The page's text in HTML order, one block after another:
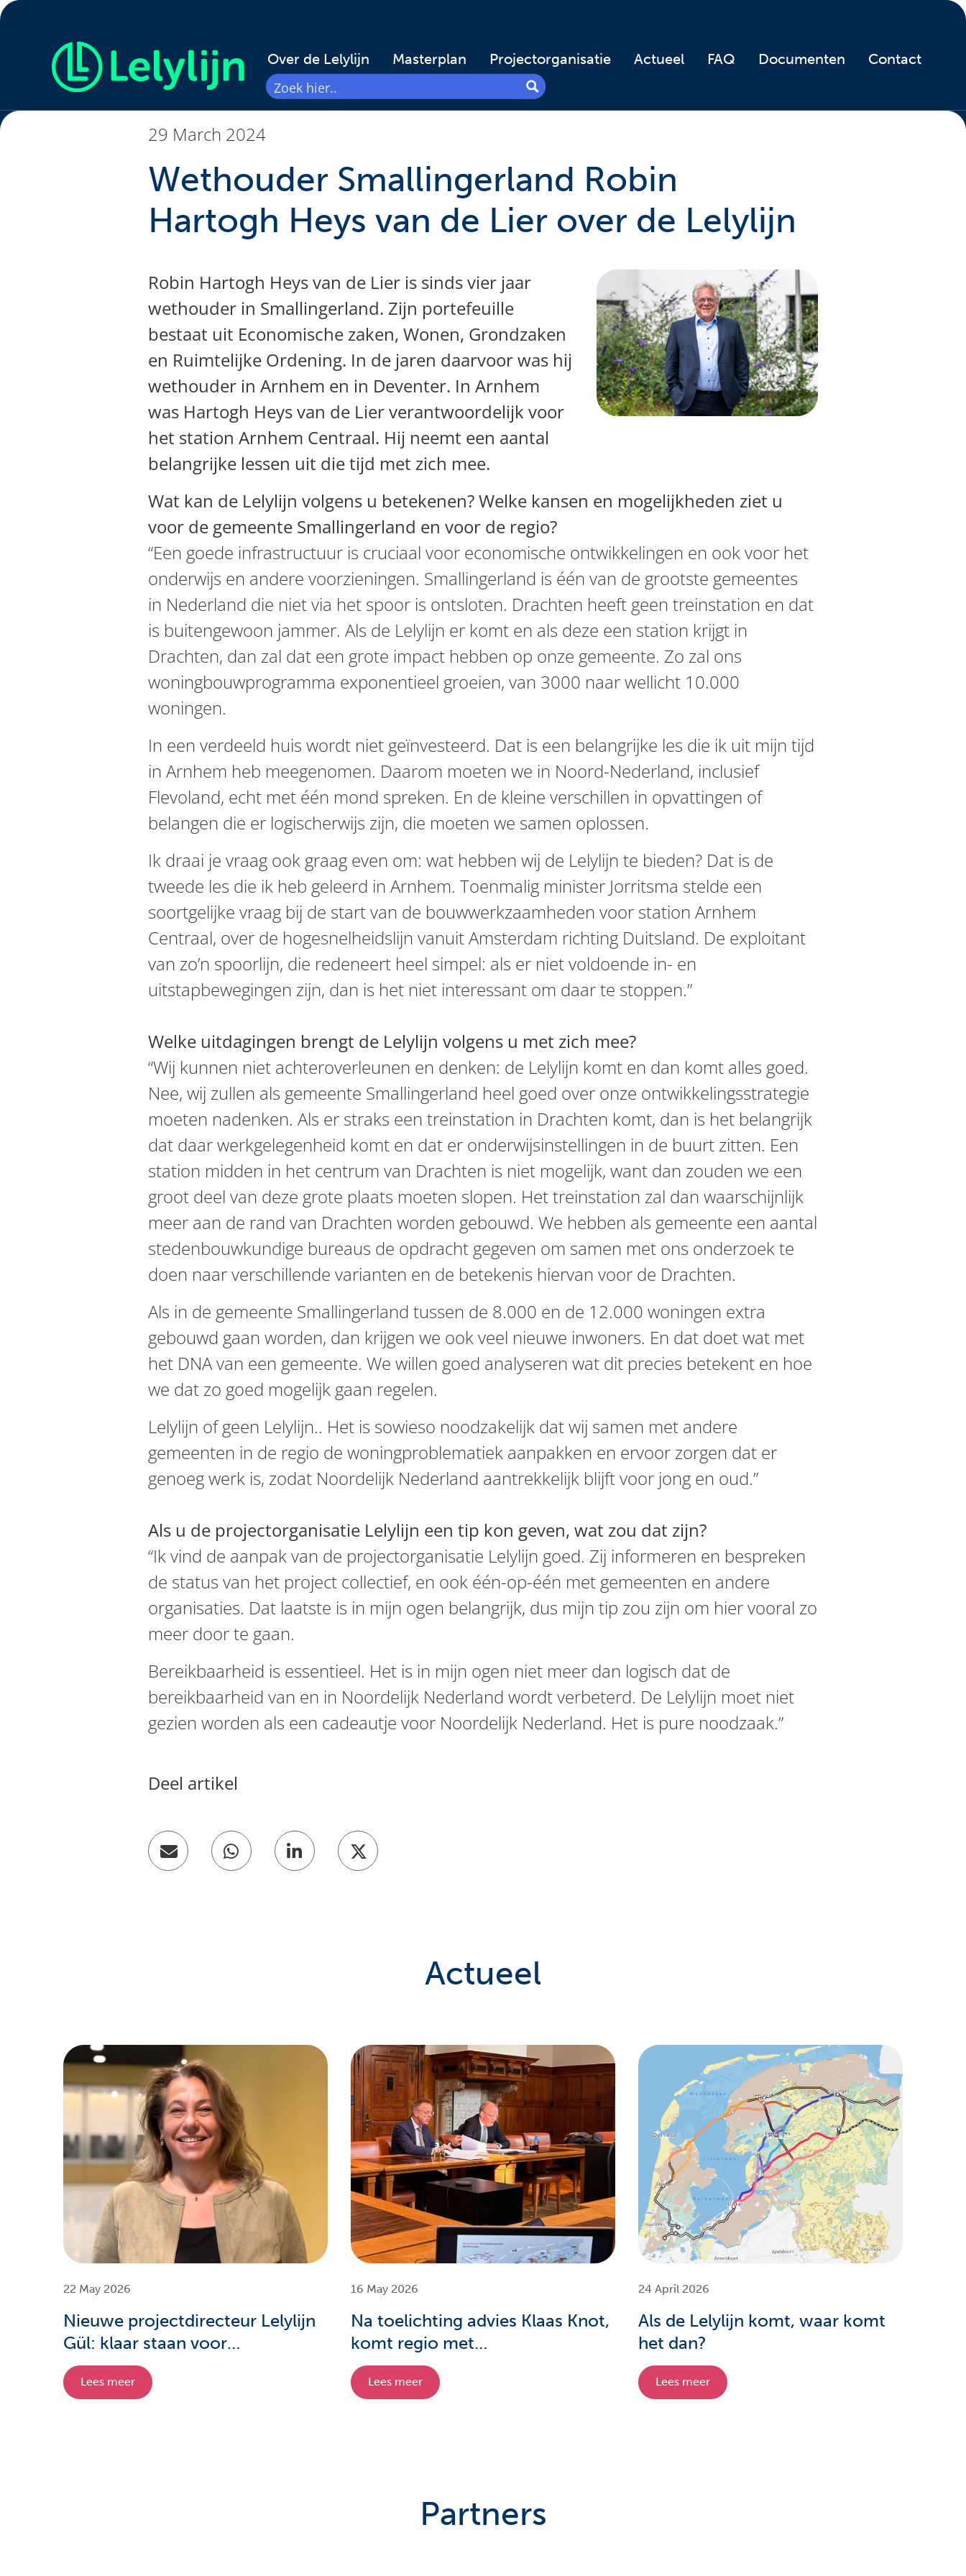
Over de Lelylijn Masterplan Projectorganisatie Actueel FAQ Documenten Contact
29 March 2024
Wethouder Smallingerland Robin
Hartogh Heys van de Lier over de Lelylijn
Robin Hartogh Heys van de Lier is sindsvier jaar
wethouder in Smallingerland. Zijn portefeuille
bestaat uit Economische zaken, Wonen, Grondzaken
en Ruimtelijke Ordening. In de jaren daarvoor was hij
wethouder in Arnhem en in Deventer. In Arnhem
was Hartogh Heys van de Lier verantwoordelijk voor
het station Arnhem Centraal. Hij neemt een aantal
belangrijke lessen uit die tijd met zich mee.
Wat kan de Lelylijn volgens u betekenen? Welke kansen en mogelijkheden ziet u
voor de gemeente Smallingerland en voor de regio?
“Een goede infrastructuur is cruciaal voor economische ontwikkelingen en ook voor het
onderwijs en andere voorzieningen. Smallingerland is één van de grootste gemeentes
in Nederland die niet via het spoor is ontsloten. Drachten heeft geen treinstation en dat
is buitengewoon jammer. Als de Lelylijn er komt en als deze een station krijgt in
Drachten, dan zal dat een grote impact hebben op onze gemeente. Zo zal ons
woningbouwprogramma exponentieel groeien, van 3000 naar wellicht 10.000
woningen.
In een verdeeld huis wordt niet geïnvesteerd. Dat is een belangrijke les die ik uit mijn tijd
in Arnhem heb meegenomen. Daarom moeten we in Noord-Nederland, inclusief
Flevoland, echt met één mond spreken. En de kleine verschillen in opvattingen of
belangen die er logischerwijs zijn, die moeten we samen oplossen.
Ik draai je vraag ook graag even om: wat hebben wij de Lelylijn te bieden? Dat is de
tweede les die ik heb geleerd in Arnhem. Toenmalig minister Jorritsma stelde een
soortgelijke vraag bij de start van de bouwwerkzaamheden voor station Arnhem
Centraal, over de hogesnelheidslijn vanuit Amsterdam richting Duitsland. De exploitant
van zo’n spoorlijn, die redeneert heel simpel: als er niet voldoende in- en
uitstapbewegingen zijn, dan is het niet interessant om daar te stoppen.”
Welke uitdagingen brengt de Lelylijn volgens u met zich mee?
“Wij kunnen niet achteroverleunen en denken: de Lelylijn komt en dan komt alles goed.
Nee, wij zullen als gemeente Smallingerland heel goed over onze ontwikkelingsstrategie
moeten nadenken. Als er straks een treinstation in Drachten komt, dan is het belangrijk
dat daar werkgelegenheid komt en dat er onderwijsinstellingen in de buurt zitten. Een
station midden in het centrum van Drachten is niet mogelijk, want dan zouden we een
groot deel van deze grote plaats moeten slopen. Het treinstation zal dan waarschijnlijk
meer aan de rand van Drachten worden gebouwd. We hebben als gemeente een aantal
stedenbouwkundige bureaus de opdracht gegeven om samen met ons onderzoek te
doen naar verschillende varianten en de betekenis hiervan voor de Drachten.
Als in de gemeente Smallingerland tussen de 8.000 en de 12.000 woningen extra
gebouwd gaan worden, dan krijgen we ook veel nieuwe inwoners. En dat doet wat met
het DNA van een gemeente. We willen goed analyseren wat dit precies betekent en hoe
we dat zo goed mogelijk gaan regelen.
Lelylijn of geen Lelylijn.. Het is sowieso noodzakelijk dat wij samen met andere
gemeenten in de regio de woningproblematiek aanpakken en ervoor zorgen dat er
genoeg werk is, zodat Noordelijk Nederland aantrekkelijk blijft voor jong en oud.”
Als u de projectorganisatie Lelylijn een tip kon geven, wat zou dat zijn?
“Ik vind de aanpak van de projectorganisatie Lelylijn goed. Zij informeren en bespreken
de status van het project collectief, en ook één-op-één met gemeenten en andere
organisaties. Dat laatste is in mijn ogen belangrijk, dus mijn tip zou zijn om hier vooral zo
meer door te gaan.
Bereikbaarheid is essentieel. Het is in mijn ogen niet meer dan logisch dat de
bereikbaarheid van en in Noordelijk Nederland wordt verbeterd. De Lelylijn moet niet
gezien worden als een cadeautje voor Noordelijk Nederland. Het is pure noodzaak.”
Deel artikel
Mail een link
Deel op Whatsapp
Deel op Linkedin
Deel op X
Actueel
22 May 2026
Nieuwe projectdirecteur Lelylijn
Gül: klaar staan voor
verschillende scenario’s
Lees meer
16 May 2026
Na toelichting advies Klaas Knot,
komt regio met
investeringswerkgroep
Lees meer
24 April 2026
Als de Lelylijn komt, waar komt
het dan?
Lees meer
Partners